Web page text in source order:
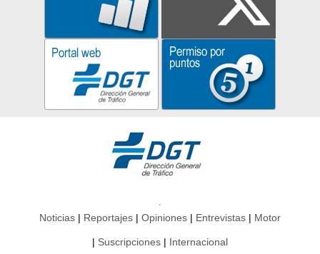
Noticias Reportajes Opiniones Entrevistas Motor
Suscripciones Internacional